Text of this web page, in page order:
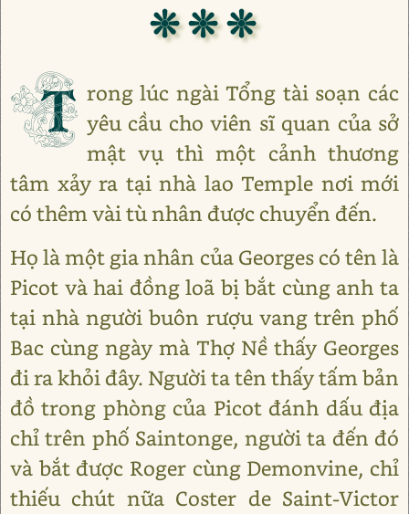
❊ ❊ ❊
T rong lúc ngài Tổng tài soạn các
yêu cầu cho viên sĩ quan của sở
mật vụ thì một cảnh thương
tâm xảy ra tại nhà lao Temple nơi mới
có thêm vài tù nhân được chuyển đến.
Họ là một gia nhân của Georges có tên là
Picot và hai đồng loã bị bắt cùng anh ta
tại nhà người buôn rượu vang trên phố
Bac cùng ngày mà Thợ Nề thấy Georges
đi ra khỏi đây. Người ta tên thấy tấm bản
đồ trong phòng của Picot đánh dấu địa
chỉ trên phố Saintonge, người ta đến đó
và bắt được Roger cùng Demonvine, chỉ
thiếu chút nữa Coster de Saint-Victor